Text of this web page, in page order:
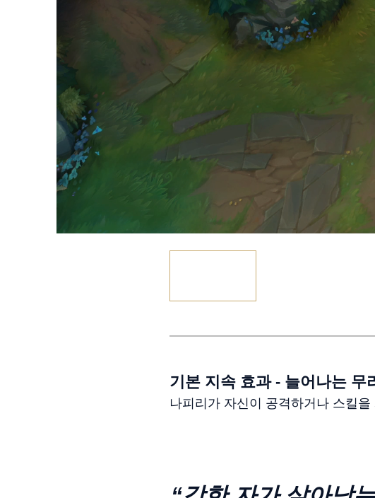
기본 지속 효과 - 늘어나는 무
나피리가 자신이 공격하거나 스킬